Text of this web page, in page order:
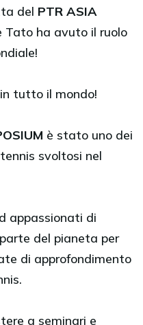
del PTR ASIA
Tato ha avuto il ruolo
tutto il mondo!
è stato uno dei
svoltosi nel
appassionati di
del pianeta per
di approfondimento
a seminari e